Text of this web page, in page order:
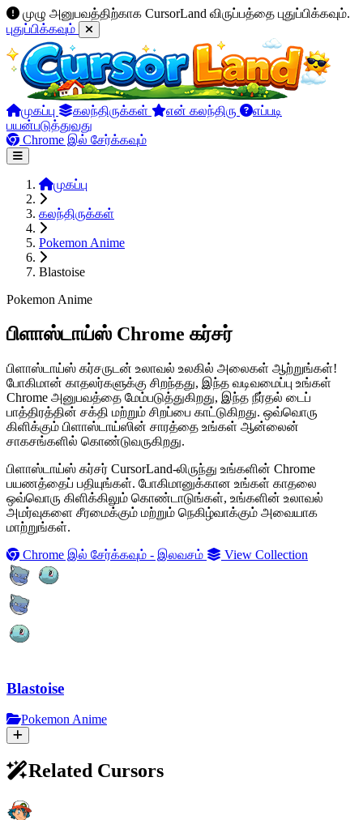
முழு அனுபவத்திற்காக CursorLand விருப்பத்தை புதுப்பிக்கவும்.
புதுப்பிக்கவும்
முகப்பு கலந்திருக்கள் என் கலந்திரு
எப்படி
பயன்படுத்துவது
Chrome இல் சேர்க்கவும்
முகப்பு
கலந்திருக்கள்
Pokemon Anime
Blastoise
Pokemon Anime
பிளாஸ்டாய்ஸ் Chrome கர்சர்
பிளாஸ்டாய்ஸ் கர்சருடன் உலாவல் உலகில் அலைகள் ஆற்றுங்கள்!
போகிமான் காதலர்களுக்கு சிறந்தது, இந்த வடிவமைப்பு உங்கள்
Chrome அனுபவத்தை மேம்படுத்துகிறது, இந்த நீர்தல் டைப்
பாத்திரத்தின் சக்தி மற்றும் சிறப்பை காட்டுகிறது. ஒவ்வொரு
கிளிக்கும் பிளாஸ்டாய்ஸின் சாரத்தை உங்கள் ஆன்லைன்
சாகசங்களில் கொண்டுவருகிறது.
பிளாஸ்டாய்ஸ் கர்சர் CursorLand-லிருந்து உங்களின் Chrome
பயணத்தைப் பதியுங்கள். போகிமானுக்கான உங்கள் காதலை
ஒவ்வொரு கிளிக்கிலும் கொண்டாடுங்கள், உங்களின் உலாவல்
அமர்வுகளை சீரமைக்கும் மற்றும் நெகிழ்வாக்கும் அவையாக
மாற்றுங்கள்.
Chrome இல் சேர்க்கவும் - இலவசம்
View Collection
Blastoise
Pokemon Anime
Related Cursors